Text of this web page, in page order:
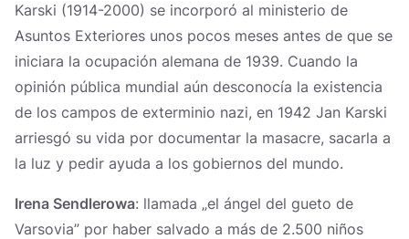
Karski (1914-2000) se incorporó al ministerio de
Asuntos Exteriores unos pocos meses antes de que se
iniciara la ocupación alemana de 1939. Cuando la
opinión pública mundial aún desconocía la existencia
de los campos de exterminio nazi, en 1942 Jan Karski
arriesgó su vida por documentar la masacre, sacarla a
la luz y pedir ayuda a los gobiernos del mundo.
Irena Sendlerowa: llamada „el ángel del gueto de
Varsovia” por haber salvado a más de 2.500 niños